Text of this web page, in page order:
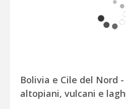
Bolivia e Cile del Nord
altopiani, vulcani e